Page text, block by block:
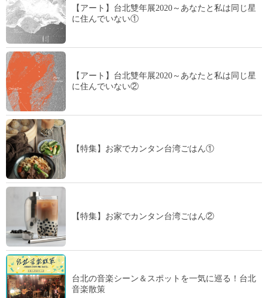
【アート】台北雙年展2020～あなたと私は同じ星
に住んでいない①
【アート】台北雙年展2020～あなたと私は同じ星
に住んでいない②
【特集】お家でカンタン台湾ごはん①
【特集】お家でカンタン台湾ごはん②
台北の音楽シーン＆スポットを一気に巡る！台北
音楽散策